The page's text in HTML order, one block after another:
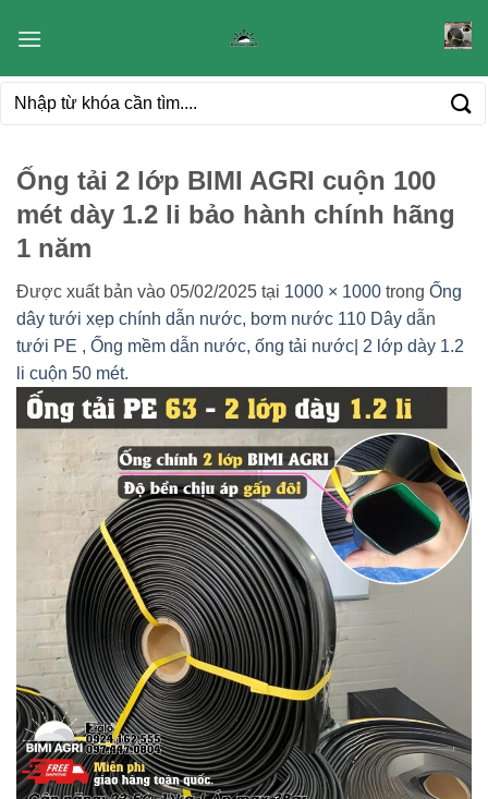
qua
dung
Tìm
Ống tải 2 lớp BIMI AGRI cuộn 100
mét dày 1.2 li bảo hành chính hãng
1 năm
Được xuất bản vào 05/02/2025 tại 1000 × 1000 trong Ống
dây tưới xẹp chính dẫn nước, bơm nước 110 Dây dẫn
tưới PE , Ống mềm dẫn nước, ống tải nước| 2 lớp dày 1.2
li cuộn 50 mét.